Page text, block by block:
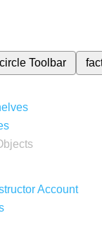
Toolbar
Account